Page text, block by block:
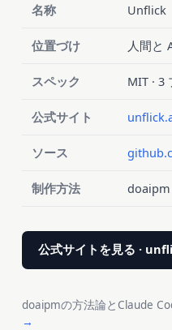
名称 Unflick
位置づけ 人間と
スペック MIT · 3
公式サイト
ソース
制作方法 doaipm
公式サイトを見る ·
doaipmの方法論とClaude
→